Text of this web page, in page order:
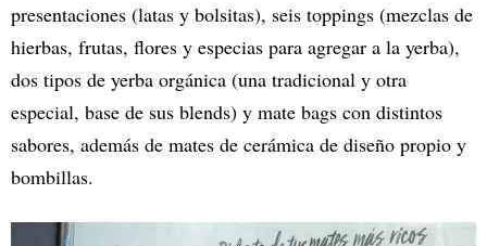
presentaciones (latas y bolsitas), seis toppings (mezclas de
hierbas, frutas, flores y especias para agregar a la yerba),
dos tipos de yerba orgánica (una tradicional y otra
especial, base de sus blends) y mate bags con distintos
sabores, además de mates de cerámica de diseño propio y
bombillas.